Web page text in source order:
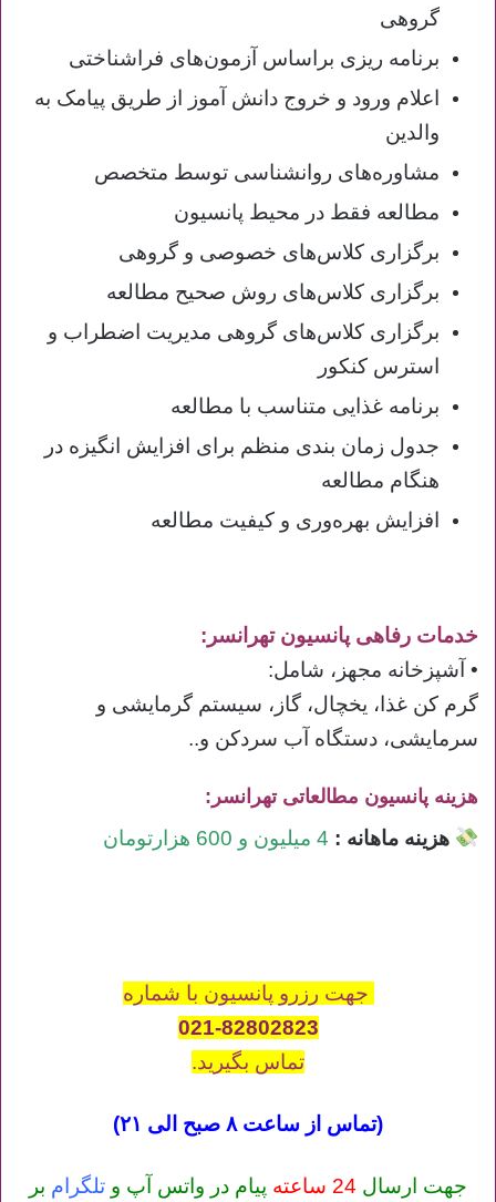
گروهی
برنامه ریزی براساس آزمون‌های فراشناختی
اعلام ورود و خروج دانش آموز از طریق پیامک به
والدین
مشاوره‌های روانشناسی توسط متخصص
مطالعه فقط در محیط پانسیون
برگزاری کلاس‌های خصوصی و گروهی
برگزاری کلاس‌های روش صحیح مطالعه
برگزاری کلاس‌های گروهی مدیریت اضطراب و
استرس کنکور
برنامه غذایی متناسب با مطالعه
جدول زمان بندی منظم برای افزایش انگیزه در
هنگام مطالعه
افزایش بهره‌وری و کیفیت مطالعه
خدمات رفاهی پانسیون تهرانسر:
• آشپزخانه مجهز، شامل:
گرم کن غذا، یخچال، گاز، سیستم گرمایشی و
سرمایشی، دستگاه آب سردکن و..
هزینه پانسیون مطالعاتی تهرانسر:
هزینه ماهانه : 4 میلیون و 600 هزارتومان
جهت رزرو پانسیون با شماره
021-82802823
تماس بگیرید.
(تماس از ساعت ۸ صبح الی ۲۱)
جهت ارسال 24 ساعته پیام در واتس آپ و تلگرام بر